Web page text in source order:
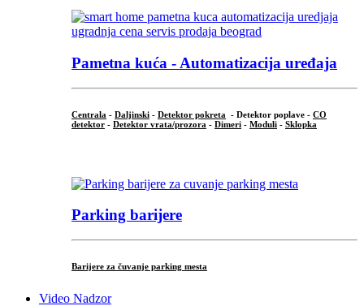
Pametna kuća - Automatizacija uređaja
Centrala - Daljinski - Detektor pokreta - Detektor poplave - CO
detektor - Detektor vrata/prozora - Dimeri - Moduli - Sklopka
Parking barijere
Barijere za čuvanje parking mesta
Video Nadzor